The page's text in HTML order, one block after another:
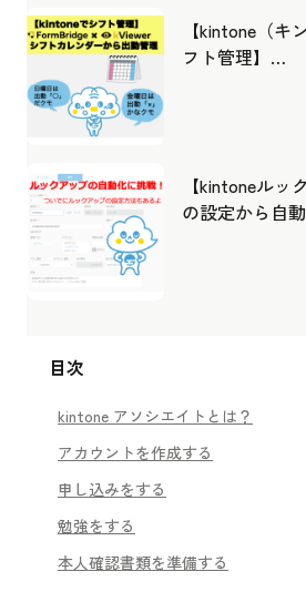
【kintone（キ
フト管理】
【kintoneルッ
の設定から自
目次
kintone アソシエイトとは？
アカウントを作成する
申し込みをする
勉強をする
本人確認書類を準備する